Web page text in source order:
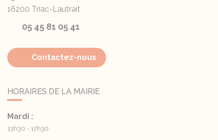
16200 Triac-Lautrait
05 45 81 05 41
Contactez-nous
HORAIRES DE LA MAIRIE
Mardi :
13h30 - 17h30